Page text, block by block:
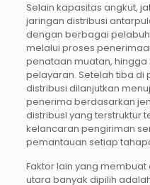
Selain kapasitas angkut,
jaringan distribusi
dengan berbagai
melalui proses
penataan muatan,
pelayaran. Setelah tiba di
distribusi dilanjutkan
penerima berdasarkan
distribusi yang terstruktur
kelancaran pengiriman
pemantauan setiap
Faktor lain yang
utara banyak dipilih